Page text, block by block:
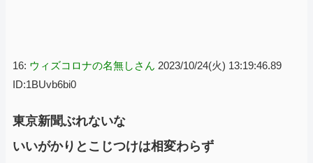
16: ウィズコロナの名無しさん 2023/10/24(火) 13:19:46.89
ID:1BUvb6bi0
東京新聞ぶれないな
いいがかりとこじつけは相変わらず